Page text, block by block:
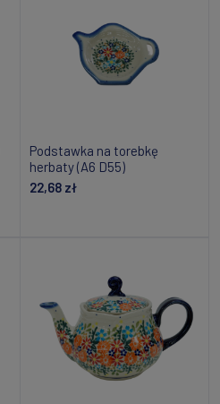
Podstawka na torebkę
herbaty (A6 D55)
22,68 zł